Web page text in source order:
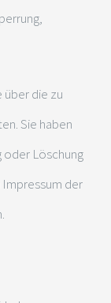
über die zu
Sie haben
oder Löschung
Impressum der